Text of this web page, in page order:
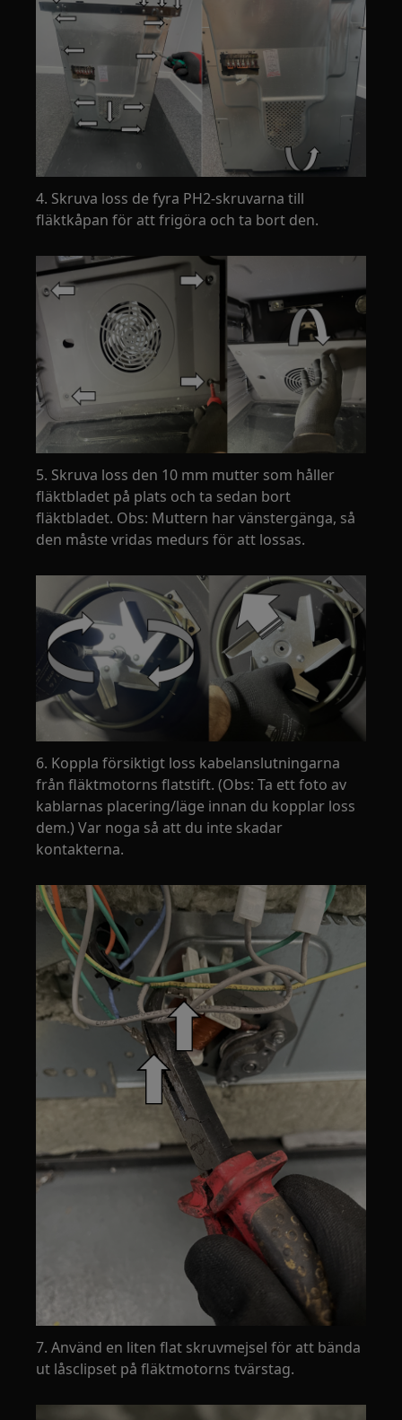
4. Skruva loss de fyra PH2-skruvarna till
fläktkåpan för att frigöra och ta bort den.
5. Skruva loss den 10 mm mutter som håller
fläktbladet på plats och ta sedan bort
fläktbladet. Obs: Muttern har vänstergänga, så
den måste vridas medurs för att lossas.
6. Koppla försiktigt loss kabelanslutningarna
från fläktmotorns flatstift. (Obs: Ta ett foto av
kablarnas placering/läge innan du kopplar loss
dem.) Var noga så att du inte skadar
kontakterna.
7. Använd en liten flat skruvmejsel för att bända
ut låsclipset på fläktmotorns tvärstag.